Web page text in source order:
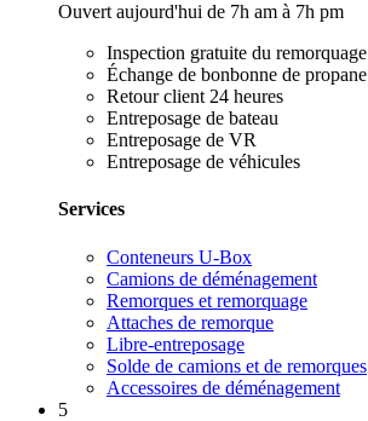
Ouvert aujourd'hui de 7h am à 7h pm
Inspection gratuite du remorquage
Échange de bonbonne de propane
Retour client 24 heures
Entreposage de bateau
Entreposage de VR
Entreposage de véhicules
Services
Conteneurs U-Box
Camions de déménagement
Remorques et remorquage
Attaches de remorque
Libre-entreposage
Solde de camions et de remorques
Accessoires de déménagement
5